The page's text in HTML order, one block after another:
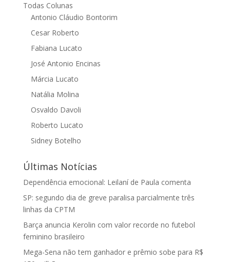
Todas Colunas
Antonio Cláudio Bontorim
Cesar Roberto
Fabiana Lucato
José Antonio Encinas
Márcia Lucato
Natália Molina
Osvaldo Davoli
Roberto Lucato
Sidney Botelho
Últimas Notícias
Dependência emocional: Leilaní de Paula comenta
SP: segundo dia de greve paralisa parcialmente três
linhas da CPTM
Barça anuncia Kerolin com valor recorde no futebol
feminino brasileiro
Mega-Sena não tem ganhador e prêmio sobe para R$